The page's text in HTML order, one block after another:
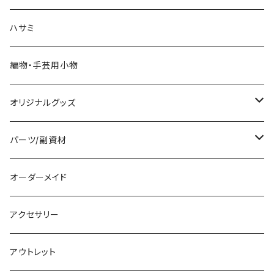
ハサミ
編物・手芸用小物
オリジナルグッズ
編み物パターン
パーツ/副資材
タグ
顔パーツ
ボタン
オーダーメイド
アクセサリー
アウトレット